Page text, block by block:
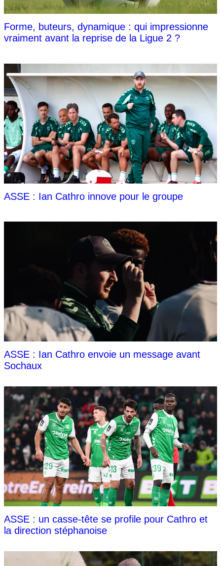
Forme, buteurs, dynamique : qui impressionne
vraiment avant la reprise de la Ligue 2 ?
ASSE : Ian Cathro innove pour le groupe
ASSE : Ian Cathro envoie un message avant
Sochaux
ASSE : un casse-tête se profile pour Cathro et
la direction stéphanoise